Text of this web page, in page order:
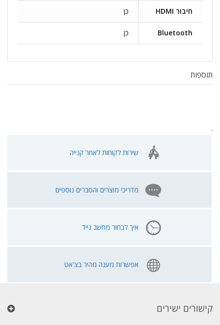
חיבור HDMI כן
Bluetooth כן
תוספות
.
שירות לקוחות לאחר קנייה
מדריכי מוצרים והסברים נוספים
איך לבחור מחשב נייד
אפשרות מענה מהיר בצ'אט
קישורים ישירים